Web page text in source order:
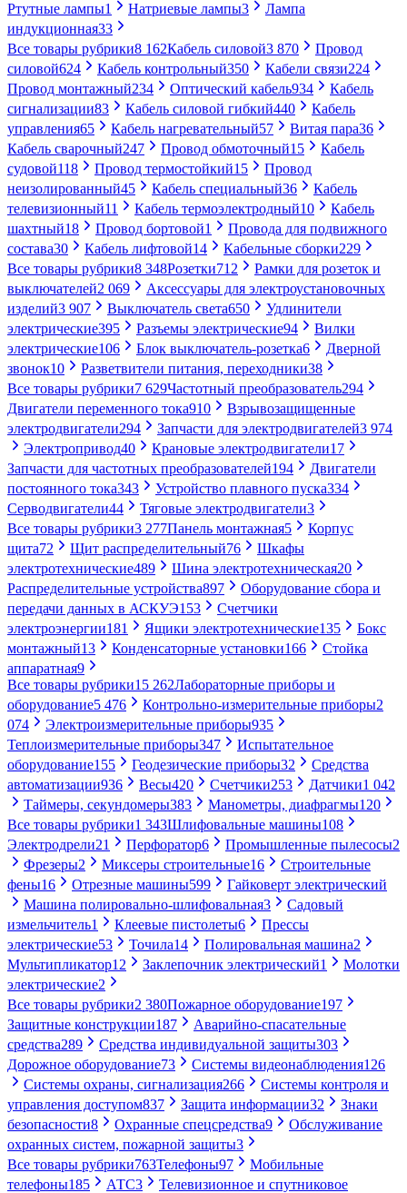
Ртутные лампы1 Натриевые лампы3
Лампа
индукционная33
Все товары рубрики8 162Кабель силовой3 870
Провод
силовой624 Кабель контрольный350 Кабели связи224
Провод монтажный234 Оптический кабель934
Кабель
сигнализации83 Кабель силовой гибкий440
Кабель
управления65 Кабель нагревательный57 Витая пара36
Кабель сварочный247 Провод обмоточный15
Кабель
судовой118 Провод термостойкий15
Провод
неизолированный45 Кабель специальный36
Кабель
телевизионный11 Кабель термоэлектродный10
Кабель
шахтный18 Провод бортовой1
Провода для подвижного
состава30 Кабель лифтовой14 Кабельные сборки229
Все товары рубрики8 348Розетки712
Рамки для розеток и
выключателей2 069
Аксессуары для электроустановочных
изделий3 907 Выключатель света650
Удлинители
электрические395 Разъемы электрические94
Вилки
электрические106 Блок выключатель-розетка6
Дверной
звонок10 Разветвители питания, переходники38
Все товары рубрики7 629Частотный преобразователь294
Двигатели переменного тока910
Взрывозащищенные
электродвигатели294 Запчасти для электродвигателей3 974
Электропривод40 Крановые электродвигатели17
Запчасти для частотных преобразователей194
Двигатели
постоянного тока343 Устройство плавного пуска334
Серводвигатели44 Тяговые электродвигатели3
Все товары рубрики3 277Панель монтажная5
Корпус
щита72 Щит распределительный76
Шкафы
электротехнические489 Шина электротехническая20
Распределительные устройства897
Оборудование сбора и
передачи данных в АСКУЭ153
Счетчики
электроэнергии181 Ящики электротехнические135
Бокс
монтажный13 Конденсаторные установки166
Стойка
аппаратная9
Все товары рубрики15 262Лабораторные приборы и
оборудование5 476 Контрольно-измерительные приборы2
074
Электроизмерительные приборы935
Теплоизмерительные приборы347
Испытательное
оборудование155 Геодезические приборы32
Средства
автоматизации936 Весы420 Счетчики253 Датчики1 042
Таймеры, секундомеры383 Манометры, диафрагмы120
Все товары рубрики1 343Шлифовальные машины108
Электродрели21 Перфоратор6 Промышленные пылесосы2
Фрезеры2 Миксеры строительные16
Строительные
фены16 Отрезные машины599
Гайковерт электрический
Машина полировально-шлифовальная3
Садовый
измельчитель1 Клеевые пистолеты6
Прессы
электрические53 Точила14 Полировальная машина2
Мультипликатор12 Заклепочник электрический1
Молотки
электрические2
Все товары рубрики2 380Пожарное оборудование197
Защитные конструкции187
Аварийно-спасательные
средства289 Средства индивидуальной защиты303
Дорожное оборудование73 Системы видеонаблюдения126
Системы охраны, сигнализация266
Системы контроля и
управления доступом837 Защита информации32
Знаки
безопасности8 Охранные спецсредства9
Обслуживание
охранных систем, пожарной защиты3
Все товары рубрики763Телефоны97
Мобильные
телефоны185 АТС3
Телевизионное и спутниковое